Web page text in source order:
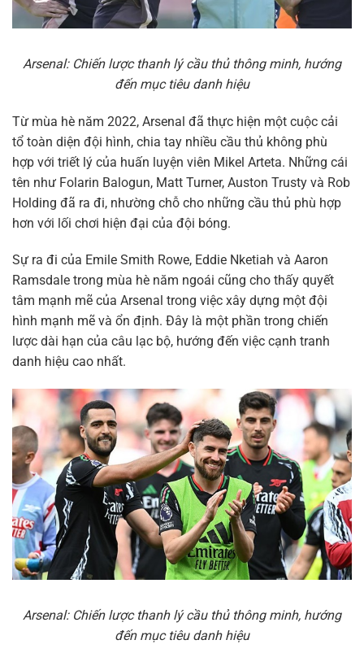
Arsenal: Chiến lược thanh lý cầu thủ thông minh, hướng
đến mục tiêu danh hiệu
Từ mùa hè năm 2022, Arsenal đã thực hiện một cuộc cải
tổ toàn diện đội hình, chia tay nhiều cầu thủ không phù
hợp với triết lý của huấn luyện viên Mikel Arteta. Những cái
tên như Folarin Balogun, Matt Turner, Auston Trusty và Rob
Holding đã ra đi, nhường chỗ cho những cầu thủ phù hợp
hơn với lối chơi hiện đại của đội bóng.
Sự ra đi của Emile Smith Rowe, Eddie Nketiah và Aaron
Ramsdale trong mùa hè năm ngoái cũng cho thấy quyết
tâm mạnh mẽ của Arsenal trong việc xây dựng một đội
hình mạnh mẽ và ổn định. Đây là một phần trong chiến
lược dài hạn của câu lạc bộ, hướng đến việc cạnh tranh
danh hiệu cao nhất.
Arsenal: Chiến lược thanh lý cầu thủ thông minh, hướng
đến mục tiêu danh hiệu